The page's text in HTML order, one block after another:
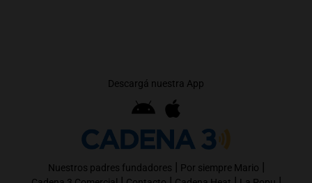
Descargá nuestra App
Nuestros padres fundadores | Por siempre Mario |